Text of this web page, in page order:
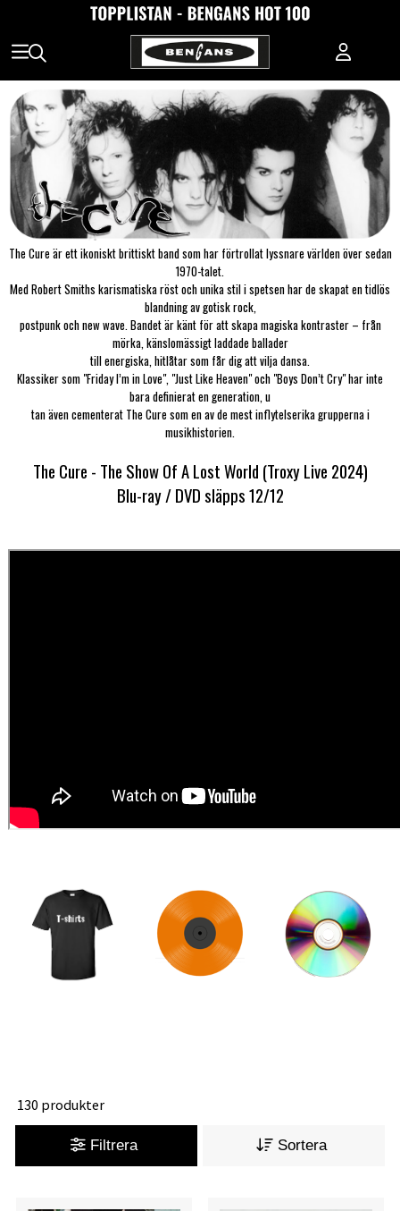
The Cure är ett ikoniskt brittiskt band som har förtrollat lyssnare världen över sedan
1970-talet.
Med Robert Smiths karismatiska röst och unika stil i spetsen har de skapat en tidlös
blandning av gotisk rock,
postpunk och new wave. Bandet är känt för att skapa magiska kontraster – från
mörka, känslomässigt laddade ballader
till energiska, hitlåtar som får dig att vilja dansa.
Klassiker som "Friday I’m in Love", "Just Like Heaven" och "Boys Don’t Cry" har inte
bara definierat en generation, u
tan även cementerat The Cure som en av de mest inflytelserika grupperna i
musikhistorien.
The Cure - The Show Of A Lost World (Troxy Live 2024)
Blu-ray / DVD släpps 12/12
130 produkter
Filtrera Sortera